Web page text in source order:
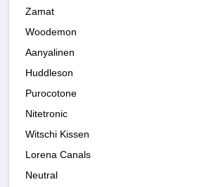
Zamat
Woodemon
Aanyalinen
Huddleson
Purocotone
Nitetronic
Witschi Kissen
Lorena Canals
Neutral